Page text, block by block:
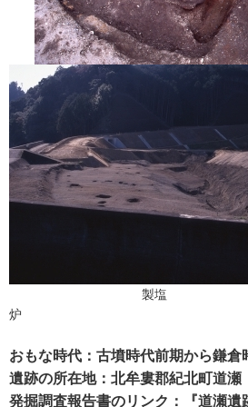
製塩
炉 平成10年度
おもな時代：古墳時代前期から鎌倉
遺跡の所在地：北牟婁郡紀北町道瀬
発掘調査報告書のリンク：『道瀬遺